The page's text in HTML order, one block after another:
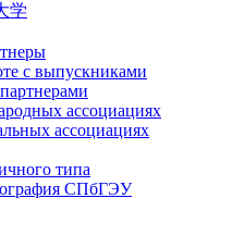
学
с выпускниками
ассоциациях
ассоциациях
типа
СПбГЭУ